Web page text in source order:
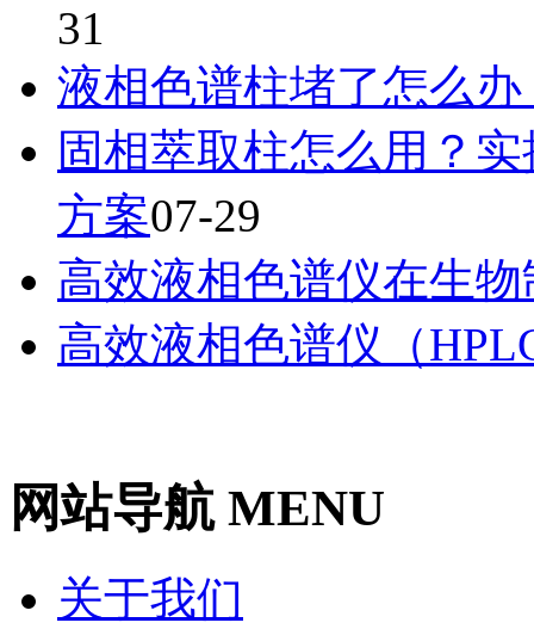
31
液相色谱柱堵了怎么
固相萃取柱怎么用？
方案07-29
高效液相色谱仪在生
高效液相色谱仪（
网站导航 MENU
关于我们